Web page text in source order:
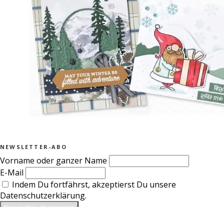
NEWSLETTER-ABO
Vorname oder ganzer Name
E-Mail
Indem Du fortfährst, akzeptierst Du unsere
Datenschutzerklärung.